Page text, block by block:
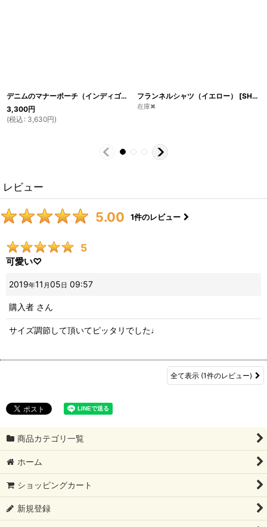
デニムのマナーポーチ（インディゴ×ロゴプリント） [GO13]
3,300円
(税込 : 3,630円)
フランネルシャツ（イエロー） [SH21
在庫✖
レビュー
5.00 1件のレビュー
5
可愛い♡
2019年11 月 05 日 09:57
購入者 さん
サイズ調節して頂いてピッタリでした♩
全て表示 (1件のレビュー)
商品カテゴリ一覧
ホーム
ショッピングカート
新規登録